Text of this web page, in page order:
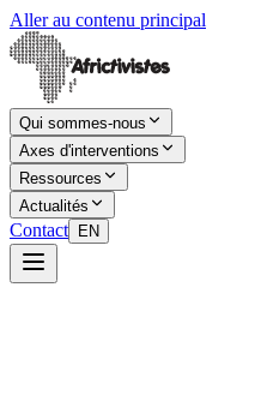
Aller au contenu principal
Qui sommes-nous
Axes d'interventions
Ressources
Actualités
Contact EN